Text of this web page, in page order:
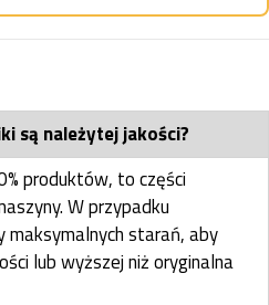
są należytej jakości?
produktów, to części
W przypadku
maksymalnych starań, aby
lub wyższej niż oryginalna